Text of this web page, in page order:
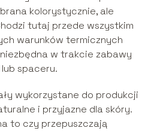
kolorystycznie, ale
tutaj przede wszystkim
warunków termicznych
w trakcie zabawy
spaceru.
wykorzystane do produkcji
i przyjazne dla skóry.
to czy przepuszczają